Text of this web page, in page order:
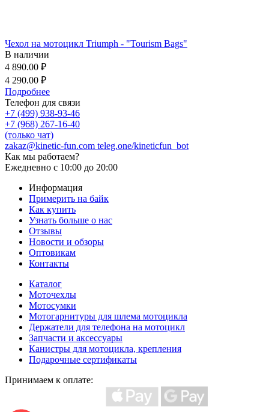
Чехол на мотоцикл Triumph - "Tourism Bags"
В наличии
4 890.00 ₽
4 290.00 ₽
Подробнее
Телефон для связи
+7 (499) 938-93-46
+7 (968) 267-16-40
(только чат)
zakaz@kinetic-fun.com teleg.one/kineticfun_bot
Как мы работаем?
Ежедневно с 10:00 до 20:00
Информация
Примерить на байк
Как купить
Узнать больше о нас
Отзывы
Новости и обзоры
Оптовикам
Контакты
Каталог
Моточехлы
Мотосумки
Мотогарнитуры для шлема мотоцикла
Держатели для телефона на мотоцикл
Запчасти и аксессуары
Канистры для мотоцикла, крепления
Подарочные сертификаты
Принимаем к оплате: